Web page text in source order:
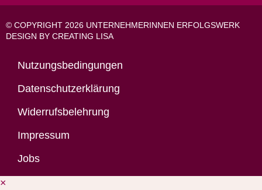
© COPYRIGHT 2026 UNTERNEHMERINNEN ERFOLGSWERK
DESIGN BY CREATING LISA
Nutzungsbedingungen
Datenschutzerklärung
Widerrufsbelehrung
Impressum
Jobs
×